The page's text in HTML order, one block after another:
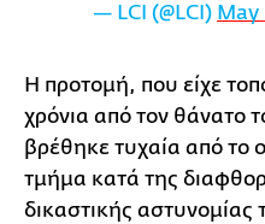
— LCI (@LCI) May
Η προτομή, που είχε
χρόνια από τον θάνατο
βρέθηκε τυχαία από το
τμήμα κατά της
δικαστικής αστυνομίας